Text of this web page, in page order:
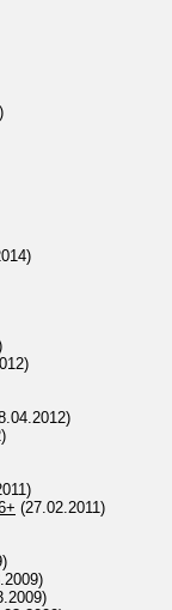
(27.02.2011)